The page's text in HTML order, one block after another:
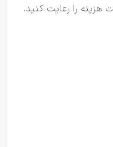
هزینه را رعایت کنید.